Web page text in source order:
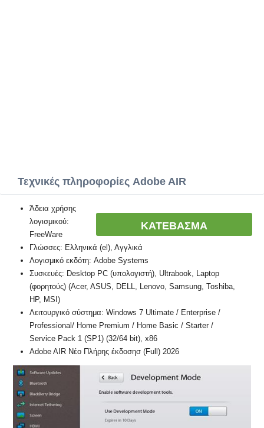
Τεχνικές πληροφορίες Adobe AIR
ΚΑΤΕΒΑΣΜΑ
Άδεια χρήσης
λογισμικού:
FreeWare
Γλώσσες: Ελληνικά (el), Αγγλικά
Λογισμικό εκδότη: Adobe Systems
Συσκευές: Desktop PC (υπολογιστή), Ultrabook, Laptop
(φορητούς) (Acer, ASUS, DELL, Lenovo, Samsung, Toshiba,
HP, MSI)
Λειτουργικό σύστημα: Windows 7 Ultimate / Enterprise /
Professional/ Home Premium / Home Basic / Starter /
Service Pack 1 (SP1) (32/64 bit), x86
Adobe AIR Νέο Πλήρης έκδοσησ (Full) 2026